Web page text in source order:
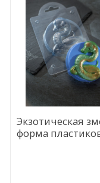
Экзотическая
форма